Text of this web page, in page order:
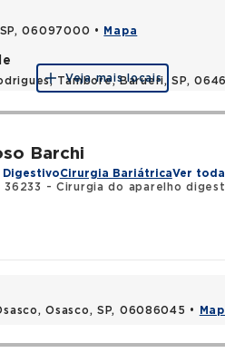
06097000 • Mapa
Tambore, Barueri, SP,
Veja mais locais
Barchi
Cirurgia BariátricaVer
36233 - Cirurgia do aparelho
Osasco, SP, 06086045 •